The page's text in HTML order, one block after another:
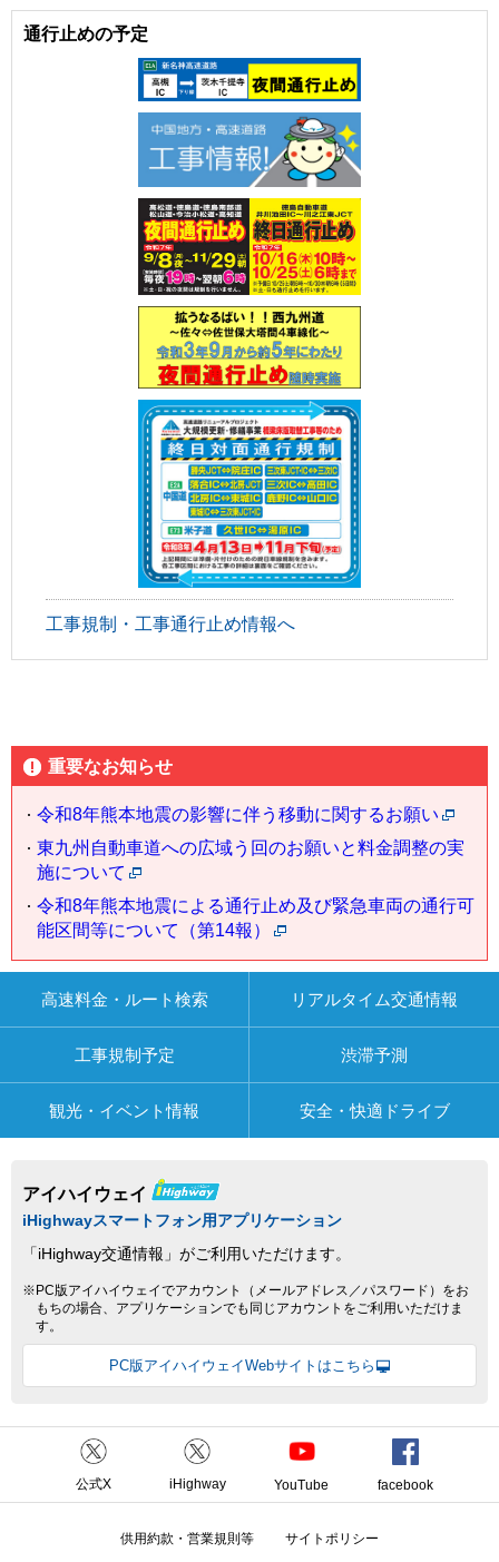
通行止めの予定
工事規制・工事通行止め情報へ
重要なお知らせ
令和8年熊本地震の影響に伴う移動に関するお願い
東九州自動車道への広域う回のお願いと料金調整の実
施について
令和8年熊本地震による通行止め及び緊急車両の通行可
能区間等について（第14報）
高速料金・ルート検索 リアルタイム交通情報
工事規制予定 渋滞予測
観光・イベント情報 安全・快適ドライブ
アイハイウェイ
iHighwayスマートフォン用アプリケーション
「iHighway交通情報」がご利用いただけます。
※PC版アイハイウェイでアカウント（メールアドレス／パスワード）をお
もちの場合、アプリケーションでも同じアカウントをご利用いただけま
す。
PC版アイハイウェイWebサイトはこちら
公式X iHighway YouTube facebook
供用約款・営業規則等 サイトポリシー